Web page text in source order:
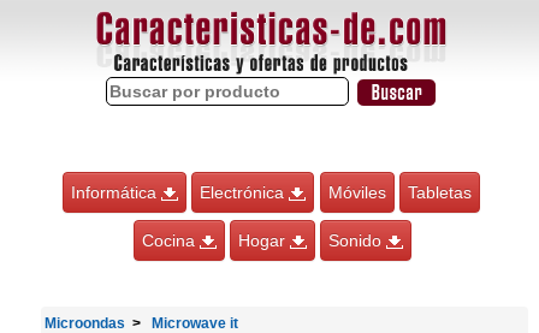
Informática Electrónica Móviles Tabletas
Cocina Hogar Sonido
Microondas Microwave it